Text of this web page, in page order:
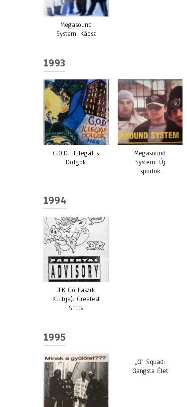
Megasound
System: Káosz
1993
G.O.D.: Illegális
Dolgok
Megasound
System: Új
sportok
1994
JFK (Jó Faszik
Klubja): Greatest
Shits
1995
„G” Squad:
Gangsta Élet